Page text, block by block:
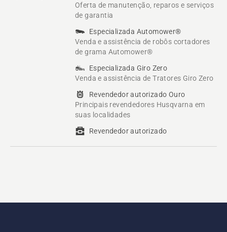
Oferta de manutenção, reparos e serviços
de garantia
Especializada Automower®
Venda e assistência de robôs cortadores
de grama Automower®
Especializada Giro Zero
Venda e assistência de Tratores Giro Zero
Revendedor autorizado Ouro
Principais revendedores Husqvarna em
suas localidades
Revendedor autorizado